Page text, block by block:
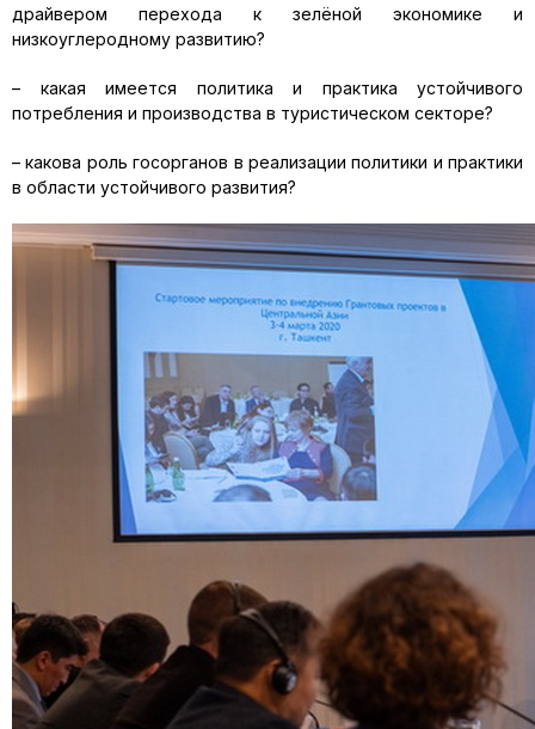
драйвером перехода к зелёной экономике и
низкоуглеродному развитию?
– какая имеется политика и практика устойчивого
потребления и производства в туристическом секторе?
– какова роль госорганов в реализации политики и практики
в области устойчивого развития?